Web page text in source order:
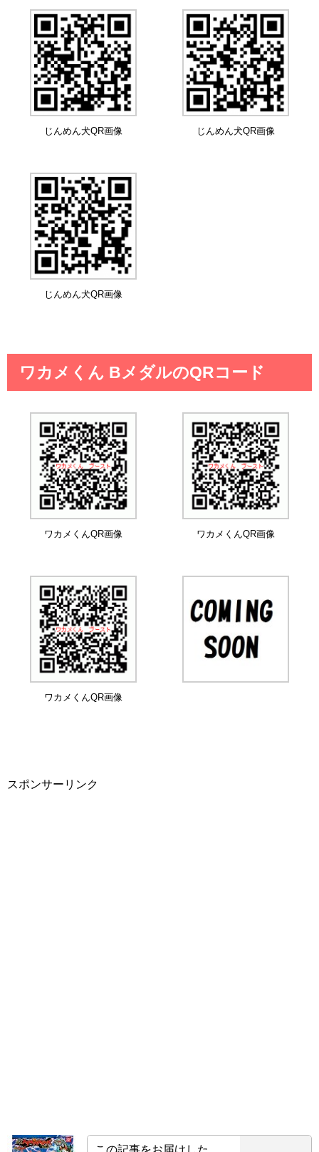
じんめん犬QR画像 じんめん犬QR画像
じんめん犬QR画像
ワカメくん BメダルのQRコード
ワカメくんQR画像 ワカメくんQR画像
ワカメくんQR画像
スポンサーリンク